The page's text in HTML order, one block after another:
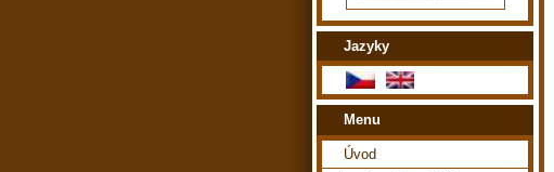
Jazyky
Menu
Úvod